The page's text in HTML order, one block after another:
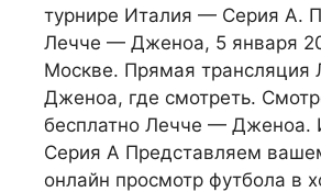
турнире Италия — Серия А.
Лечче — Дженоа, 5 января
Москве. Прямая
Дженоа, где смотреть.
бесплатно Лечче — Дженоа.
Серия А Представляем
онлайн просмотр футбола в